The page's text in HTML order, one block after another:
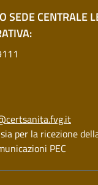
SEDE CENTRALE
per la ricezione
PEC